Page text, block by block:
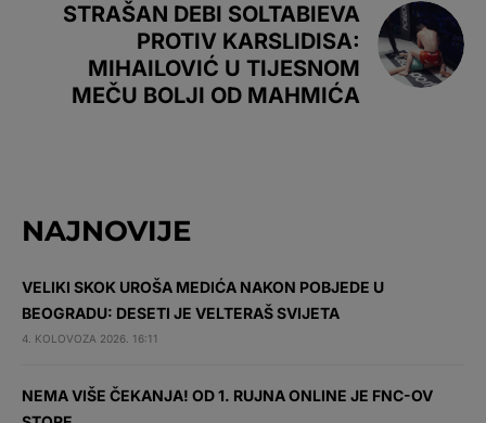
STRAŠAN DEBI SOLTABIEVA
PROTIV KARSLIDISA:
MIHAILOVIĆ U TIJESNOM
MEČU BOLJI OD MAHMIĆA
NAJNOVIJE
VELIKI SKOK UROŠA MEDIĆA NAKON POBJEDE U
BEOGRADU: DESETI JE VELTERAŠ SVIJETA
4. KOLOVOZA 2026. 16:11
NEMA VIŠE ČEKANJA! OD 1. RUJNA ONLINE JE FNC-OV